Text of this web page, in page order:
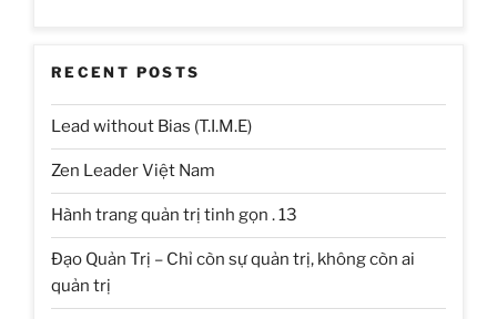
Object
style”
RECENT POSTS
Lead without Bias (T.I.M.E)
Zen Leader Việt Nam
Hành trang quản trị tinh gọn . 13
Đạo Quản Trị – Chỉ còn sự quản trị, không còn ai
quản trị